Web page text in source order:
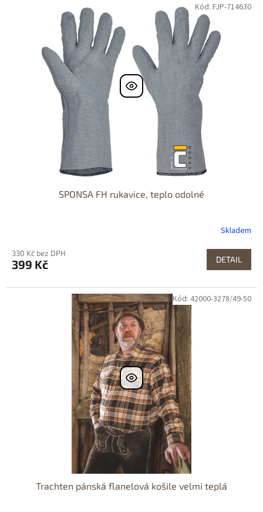
SPONSA FH rukavice, teplo odolné
Skladem
330 Kč bez DPH
399 Kč DETAIL
Kód: FJP-714630
Trachten pánská flanelová košile velmi teplá
Kód: 42000-3278/49-50